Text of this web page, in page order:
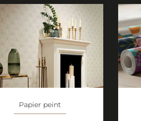
Papier peint